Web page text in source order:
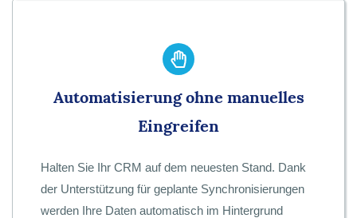
Automatisierung ohne manuelles
Eingreifen
Halten Sie Ihr CRM auf dem neuesten Stand. Dank
der Unterstützung für geplante Synchronisierungen
werden Ihre Daten automatisch im Hintergrund